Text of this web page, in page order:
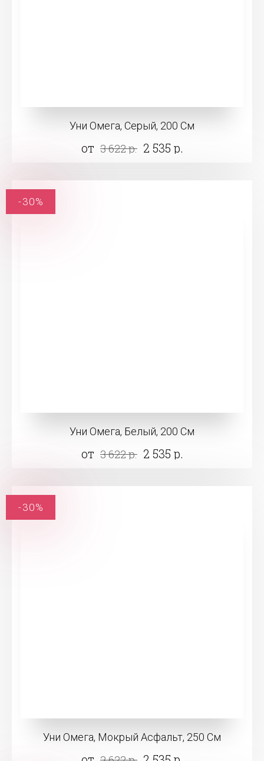
Уни Омега, Серый, 200 См
от 3 622 р. 2 535 р.
Уни Омега, Белый, 200 См
от 3 622 р. 2 535 р.
-30%
Уни Омега, Мокрый Асфальт, 250 См
-30%